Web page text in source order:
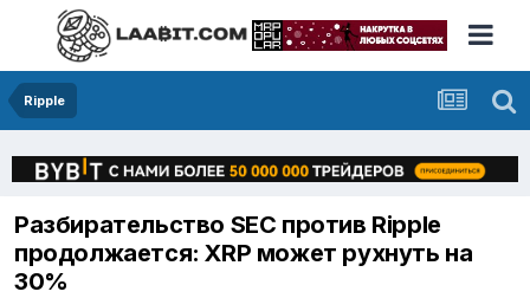
Ripple
Разбирательство SEC против Ripple
продолжается: XRP может рухнуть на
30%